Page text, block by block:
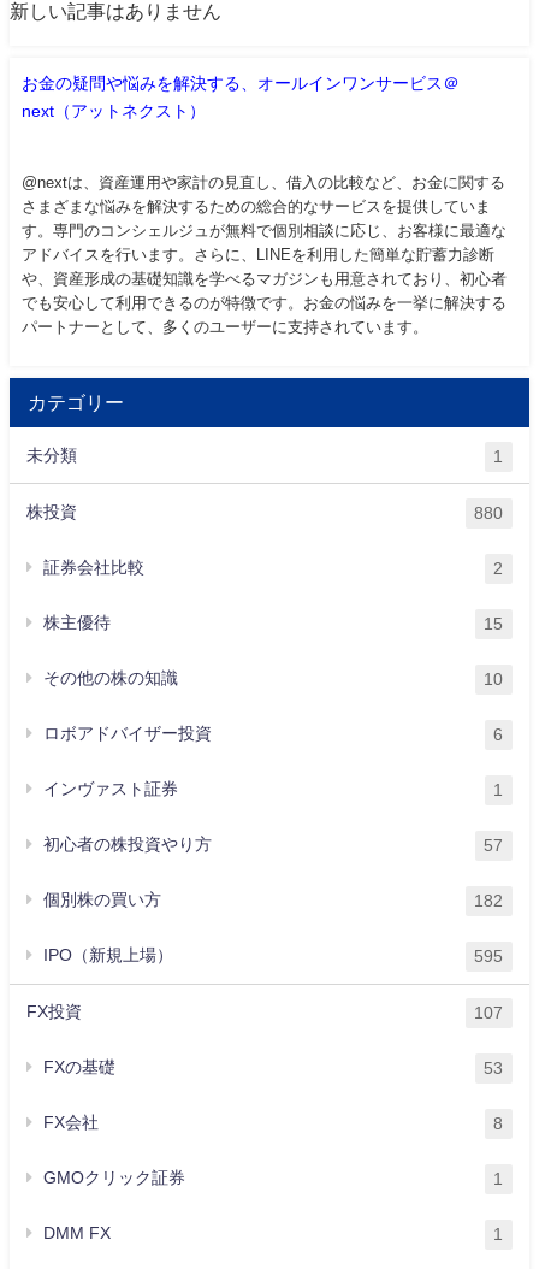
新しい記事はありません
お金の疑問や悩みを解決する、オールインワンサービス＠
next（アットネクスト）
@nextは、資産運用や家計の見直し、借入の比較など、お金に関する
さまざまな悩みを解決するための総合的なサービスを提供していま
す。専門のコンシェルジュが無料で個別相談に応じ、お客様に最適な
アドバイスを行います。さらに、LINEを利用した簡単な貯蓄力診断
や、資産形成の基礎知識を学べるマガジンも用意されており、初心者
でも安心して利用できるのが特徴です。お金の悩みを一挙に解決する
パートナーとして、多くのユーザーに支持されています。
カテゴリー
未分類 1
株投資 880
証券会社比較 2
株主優待 15
その他の株の知識 10
ロボアドバイザー投資 6
インヴァスト証券 1
初心者の株投資やり方 57
個別株の買い方 182
IPO（新規上場） 595
FX投資 107
FXの基礎 53
FX会社 8
GMOクリック証券 1
DMM FX 1